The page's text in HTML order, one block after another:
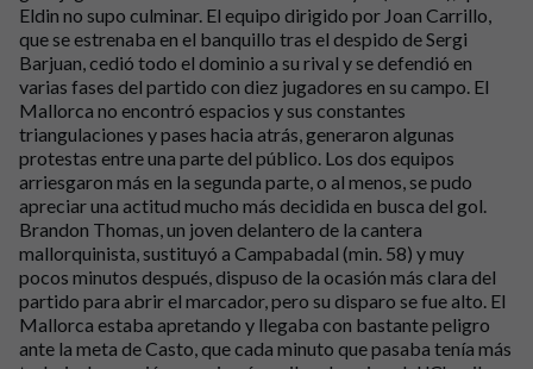
Eldin no supo culminar. El equipo dirigido por Joan Carrillo,
que se estrenaba en el banquillo tras el despido de Sergi
Barjuan, cedió todo el dominio a su rival y se defendió en
varias fases del partido con diez jugadores en su campo. El
Mallorca no encontró espacios y sus constantes
triangulaciones y pases hacia atrás, generaron algunas
protestas entre una parte del público. Los dos equipos
arriesgaron más en la segunda parte, o al menos, se pudo
apreciar una actitud mucho más decidida en busca del gol.
Brandon Thomas, un joven delantero de la cantera
mallorquinista, sustituyó a Campabadal (min. 58) y muy
pocos minutos después, dispuso de la ocasión más clara del
partido para abrir el marcador, pero su disparo se fue alto. El
Mallorca estaba apretando y llegaba con bastante peligro
ante la meta de Casto, que cada minuto que pasaba tenía más